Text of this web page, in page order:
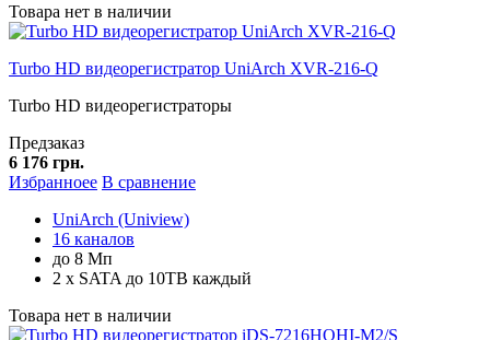
Товара нет в наличии
Turbo HD видеорегистратор UniArch XVR-216-Q
Turbo HD видеорегистраторы
Предзаказ
6 176 грн.
Избранноее В сравнение
UniArch (Uniview)
16 каналов
до 8 Мп
2 x SATA до 10TB каждый
Товара нет в наличии